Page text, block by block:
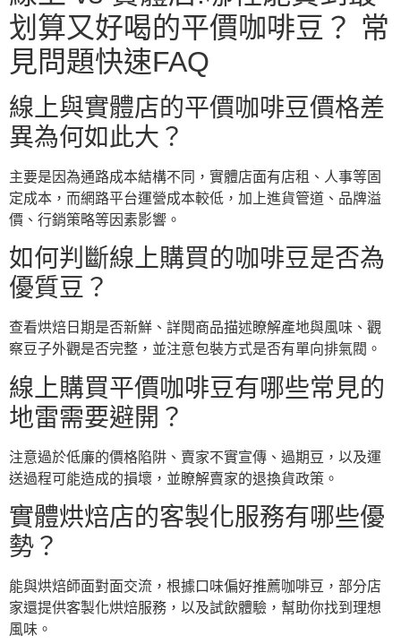
划算又好喝的平價咖啡豆？ 常
見問題快速FAQ
線上與實體店的平價咖啡豆價格差
異為何如此大？
主要是因為通路成本結構不同，實體店面有店租、人事等固
定成本，而網路平台運營成本較低，加上進貨管道、品牌溢
價、行銷策略等因素影響。
如何判斷線上購買的咖啡豆是否為
優質豆？
查看烘焙日期是否新鮮、詳閱商品描述瞭解產地與風味、觀
察豆子外觀是否完整，並注意包裝方式是否有單向排氣閥。
線上購買平價咖啡豆有哪些常見的
地雷需要避開？
注意過於低廉的價格陷阱、賣家不實宣傳、過期豆，以及運
送過程可能造成的損壞，並瞭解賣家的退換貨政策。
實體烘焙店的客製化服務有哪些優
勢？
能與烘焙師面對面交流，根據口味偏好推薦咖啡豆，部分店
家還提供客製化烘焙服務，以及試飲體驗，幫助你找到理想
風味。